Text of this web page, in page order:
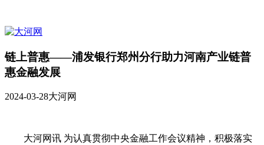
链上普惠——浦发银行郑州分行助力河南产业链普
惠金融发展
2024-03-28大河网
大河网讯 为认真贯彻中央金融工作会议精神，积极落实